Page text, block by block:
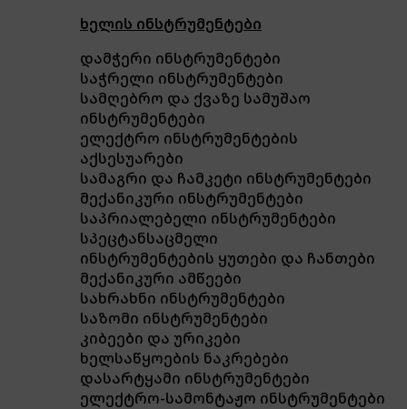
ხელის ინსტრუმენტები
დამჭერი ინსტრუმენტები
საჭრელი ინსტრუმენტები
სამღებრო და ქვაზე სამუშაო
ინსტრუმენტები
ელექტრო ინსტრუმენტების
აქსესუარები
სამაგრი და ჩამკეტი ინსტრუმენტები
მექანიკური ინსტრუმენტები
საპრიალებელი ინსტრუმენტები
სპეცტანსაცმელი
ინსტრუმენტების ყუთები და ჩანთები
მექანიკური ამწეები
სახრახნი ინსტრუმენტები
საზომი ინსტრუმენტები
კიბეები და ურიკები
ხელსაწყოების ნაკრებები
დასარტყამი ინსტრუმენტები
ელექტრო-სამონტაჟო ინსტრუმენტები